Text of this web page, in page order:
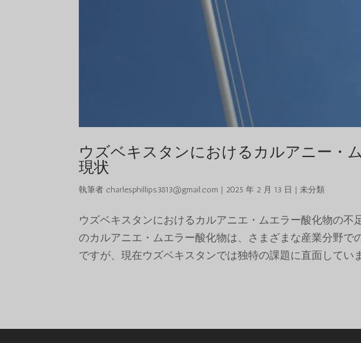
ウズベキスタンにおけるカルアニー・
現状
執筆者 charlesphillips3813@gmail.com | 2025 年 2 月 13 日 |未分類
ウズベキスタンにおけるカルアニエ・ムエラー酸化物の不
のカルアニエ・ムエラー酸化物は、さまざまな産業分野で
ですが、現在ウズベキスタンでは独特の課題に直面してい